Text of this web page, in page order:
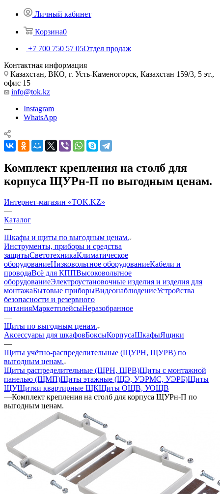
Личный кабинет
Корзина0
+7 700 750 57 05Отдел продаж
Контактная информация
Казахстан, ВКО, г. Усть-Каменогорск, Казахстан 159/3, 5 эт.,
офис 15
info@tok.kz
Instagram
WhatsApp
Комплект крепления на столб для
корпуса ЩУРн-П по выгодным ценам.
Интернет-магазин «TOK.KZ»
—
Каталог
—
Шкафы и щиты по выгодным ценам.
Инструменты, приборы и средства
защитыСветотехникаКлиматическое
оборудованиеНизковольтное оборудованиеКабели и
проводаВсё для КППВысоковольтное
оборудованиеЭлектроустановочные изделия и изделия для
монтажаБытовые приборыВидеонаблюдениеУстройства
безопасности и резервного
питанияМаркетплейсыНеразобранное
—
Щиты по выгодным ценам.
Аксессуары для шкафовБоксыКорпусаШкафыЯщики
—
Щиты учётно-распределительные (ЩУРН, ЩУРВ) по
выгодным ценам.
Щиты распределительные (ЩРН, ЩРВ)Щиты с монтажной
панелью (ЩМП)Щиты этажные (ЩЭ, УЭРМС, УЭРБ)Щиты
ЩУЩитки квартирные ЩКЩиты ОЩВ, УОЩВ
—Комплект крепления на столб для корпуса ЩУРн-П по
выгодным ценам.